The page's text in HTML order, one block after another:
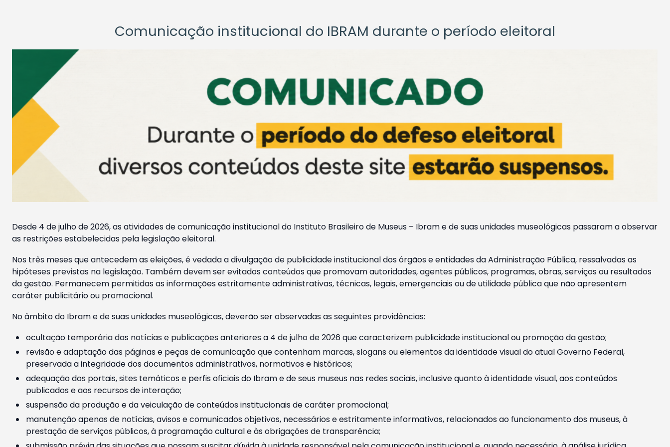
Comunicação institucional do IBRAM durante o período eleitoral
Desde 4 de julho de 2026, as atividades de comunicação institucional do Instituto Brasileiro de Museus – Ibram e de suas unidades museológicas passaram a observar
as restrições estabelecidas pela legislação eleitoral.
Nos três meses que antecedem as eleições, é vedada a divulgação de publicidade institucional dos órgãos e entidades da Administração Pública, ressalvadas as
hipóteses previstas na legislação. Também devem ser evitados conteúdos que promovam autoridades, agentes públicos, programas, obras, serviços ou resultados
da gestão. Permanecem permitidas as informações estritamente administrativas, técnicas, legais, emergenciais ou de utilidade pública que não apresentem
caráter publicitário ou promocional.
No âmbito do Ibram e de suas unidades museológicas, deverão ser observadas as seguintes providências:
ocultação temporária das notícias e publicações anteriores a 4 de julho de 2026 que caracterizem publicidade institucional ou promoção da gestão;
revisão e adaptação das páginas e peças de comunicação que contenham marcas, slogans ou elementos da identidade visual do atual Governo Federal,
preservada a integridade dos documentos administrativos, normativos e históricos;
adequação dos portais, sites temáticos e perfis oficiais do Ibram e de seus museus nas redes sociais, inclusive quanto à identidade visual, aos conteúdos
publicados e aos recursos de interação;
suspensão da produção e da veiculação de conteúdos institucionais de caráter promocional;
manutenção apenas de notícias, avisos e comunicados objetivos, necessários e estritamente informativos, relacionados ao funcionamento dos museus, à
prestação de serviços públicos, à programação cultural e às obrigações de transparência;